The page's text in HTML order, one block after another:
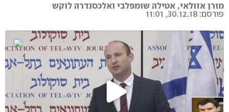
מורן אזולאי, אטילה שומפלבי ואלכסנדרה לוקש
פורסם: 30.12.18, 11:01